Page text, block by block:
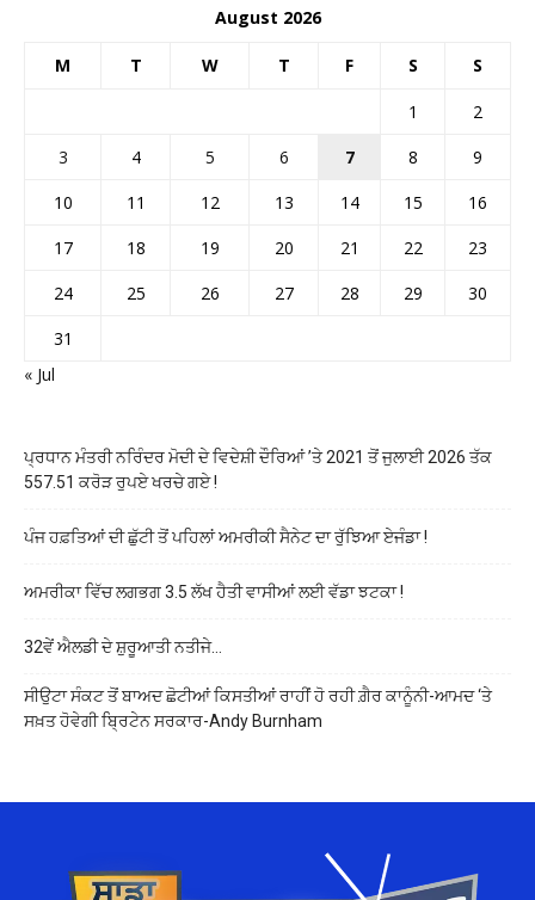
August 2026
M T W T F S S
1
2
3
4 5 6 7 8
9
10
11 12 13 14 15
16
17
18 19 20 21 22
23
24
25 26 27 28 29
30
31
« Jul
ਪ੍ਰਧਾਨ ਮੰਤਰੀ ਨਰਿੰਦਰ ਮੋਦੀ ਦੇ ਵਿਦੇਸ਼ੀ ਦੌਰਿਆਂ ’ਤੇ 2021 ਤੋਂ ਜੁਲਾਈ 2026 ਤੱਕ
557.51 ਕਰੋੜ ਰੁਪਏ ਖਰਚੇ ਗਏ !
ਪੰਜ ਹਫ਼ਤਿਆਂ ਦੀ ਛੁੱਟੀ ਤੋਂ ਪਹਿਲਾਂ ਅਮਰੀਕੀ ਸੈਨੇਟ ਦਾ ਰੁੱਝਿਆ ਏਜੰਡਾ !
ਅਮਰੀਕਾ ਵਿੱਚ ਲਗਭਗ 3.5 ਲੱਖ ਹੈਤੀ ਵਾਸੀਆਂ ਲਈ ਵੱਡਾ ਝਟਕਾ !
32ਵੇਂ ਐਲਡੀ ਦੇ ਸ਼ੁਰੂਆਤੀ ਨਤੀਜੇ…
ਸੀਉਟਾ ਸੰਕਟ ਤੋਂ ਬਾਅਦ ਛੋਟੀਆਂ ਕਿਸਤੀਆਂ ਰਾਹੀਂ ਹੋ ਰਹੀ ਗ਼ੈਰ ਕਾਨੂੰਨੀ-ਆਮਦ ‘ਤੇ
ਸਖ਼ਤ ਹੋਵੇਗੀ ਬ੍ਰਿਟੇਨ ਸਰਕਾਰ-Andy Burnham